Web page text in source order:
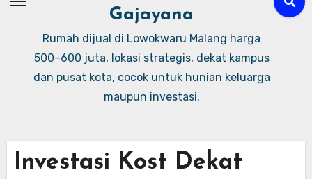
Gajayana
Rumah dijual di Lowokwaru Malang harga
500–600 juta, lokasi strategis, dekat kampus
dan pusat kota, cocok untuk hunian keluarga
maupun investasi.
Investasi Kost Dekat